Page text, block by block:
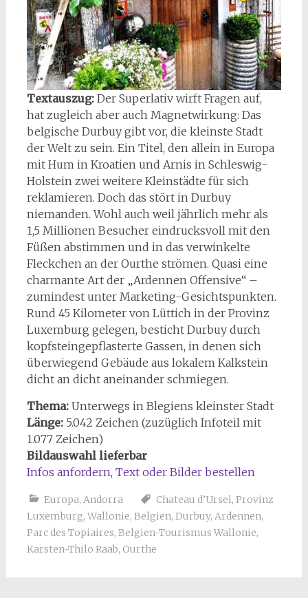
Textauszug: Der Superlativ wirft Fragen auf,
hat zugleich aber auch Magnetwirkung: Das
belgische Durbuy gibt vor, die kleinste Stadt
der Welt zu sein. Ein Titel, den allein in Europa
mit Hum in Kroatien und Arnis in Schleswig-
Holstein zwei weitere Kleinstädte für sich
reklamieren. Doch das stört in Durbuy
niemanden. Wohl auch weil jährlich mehr als
1,5 Millionen Besucher eindrucksvoll mit den
Füßen abstimmen und in das verwinkelte
Fleckchen an der Ourthe strömen. Quasi eine
charmante Art der „Ardennen Offensive“ –
zumindest unter Marketing-Gesichtspunkten.
Rund 45 Kilometer von Lüttich in der Provinz
Luxemburg gelegen, besticht Durbuy durch
kopfsteingepflasterte Gassen, in denen sich
überwiegend Gebäude aus lokalem Kalkstein
dicht an dicht aneinander schmiegen.
Thema: Unterwegs in Blegiens kleinster Stadt
Länge: 5.042 Zeichen (zuzüglich Infoteil mit
1.077 Zeichen)
Bildauswahl lieferbar
Infos anfordern, Text oder Bilder bestellen
Europa, Andorra Chateau d’Ursel, Provinz
Luxemburg, Wallonie, Belgien, Durbuy, Ardennen,
Parc des Topiaires, Belgien-Tourismus Wallonie,
Karsten-Thilo Raab, Ourthe